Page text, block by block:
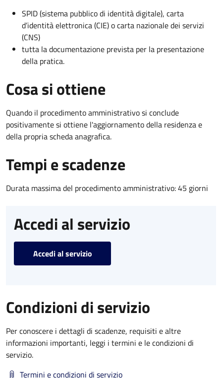
SPID (sistema pubblico di identità digitale), carta
d’identità elettronica (CIE) o carta nazionale dei servizi
(CNS)
tutta la documentazione prevista per la presentazione
della pratica.
Cosa si ottiene
Quando il procedimento amministrativo si conclude
positivamente si ottiene l'aggiornamento della residenza e
della propria scheda anagrafica.
Tempi e scadenze
Durata massima del procedimento amministrativo: 45 giorni
Accedi al servizio
Accedi al servizio
Condizioni di servizio
Per conoscere i dettagli di scadenze, requisiti e altre
informazioni importanti, leggi i termini e le condizioni di
servizio.
Termini e condizioni di servizio